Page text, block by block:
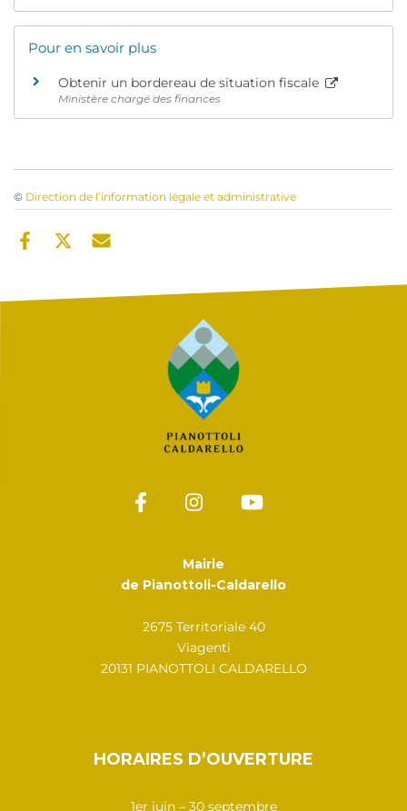
Pour en savoir plus
Obtenir un bordereau de situation fiscale
Ministère chargé des finances
© Direction de l’information légale et administrative
Mairie
de Pianottoli-Caldarello
2675 Territoriale 40
Viagenti
20131 PIANOTTOLI CALDARELLO
HORAIRES D’OUVERTURE
1er juin – 30 septembre